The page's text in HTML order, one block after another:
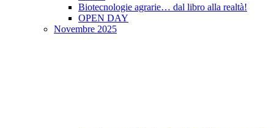
Biotecnologie agrarie… dal libro alla realtà!
OPEN DAY
Novembre 2025